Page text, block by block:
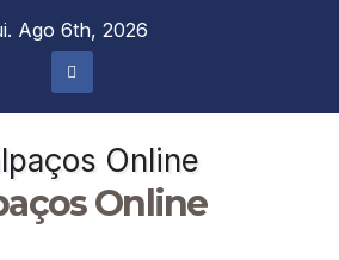
Ago 6th, 2026
Online